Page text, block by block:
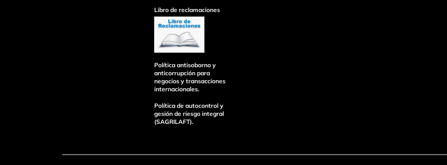
Libro de reclamaciones
Política antisoborno y
anticorrupción para
negocios y transacciones
internacionales.
Política de autocontrol y
gesión de riesgo integral
(SAGRILAFT).